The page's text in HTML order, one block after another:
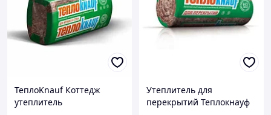
ТеплоKnauf Коттедж
утеплитель
Утеплитель для
перекрытий Теплокнауф